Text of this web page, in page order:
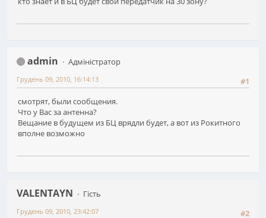
admin
Адміністратор
#1
Грудень 09, 2010, 16:14:13
смотрят, были сообщения.
Что у Вас за антенна?
Вещание в будущем из БЦ врядли будет, а вот из Рокитного
вполне возможно
VALENTAYN
Гість
#2
Грудень 09, 2010, 23:42:07